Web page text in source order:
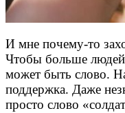
И мне почему-то
Чтобы больше
может быть слово.
поддержка. Даже
просто слово